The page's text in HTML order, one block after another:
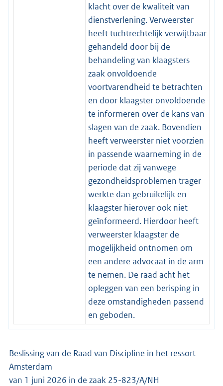
klacht over de kwaliteit van
dienstverlening. Verweerster
heeft tuchtrechtelijk verwijtbaar
gehandeld door bij de
behandeling van klaagsters
zaak onvoldoende
voortvarendheid te betrachten
en door klaagster onvoldoende
te informeren over de kans van
slagen van de zaak. Bovendien
heeft verweerster niet voorzien
in passende waarneming in de
periode dat zij vanwege
gezondheidsproblemen trager
werkte dan gebruikelijk en
klaagster hierover ook niet
geïnformeerd. Hierdoor heeft
verweerster klaagster de
mogelijkheid ontnomen om
een andere advocaat in de arm
te nemen. De raad acht het
opleggen van een berisping in
deze omstandigheden passend
en geboden.
Beslissing van de Raad van Discipline in het ressort
Amsterdam
van 1 juni 2026 in de zaak 25-823/A/NH